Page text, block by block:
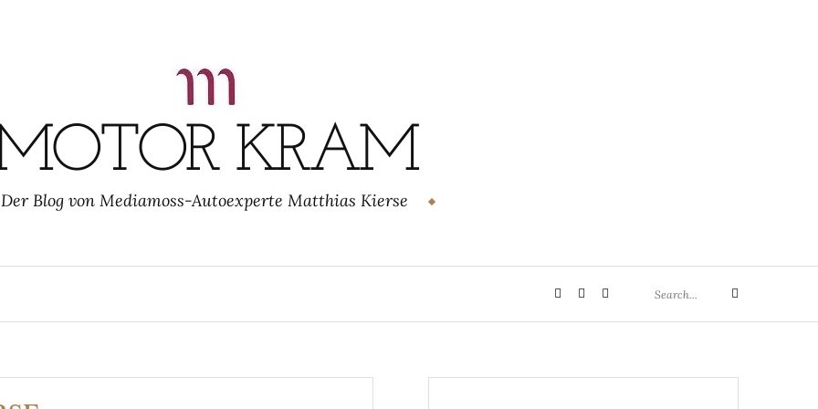
KRAM
Der Blog von Mediamoss-Autoexperte Matthias Kierse
Privatsphäre-
ändern
Historie
Privatsphäre-
Einwilligungen
for:
Search